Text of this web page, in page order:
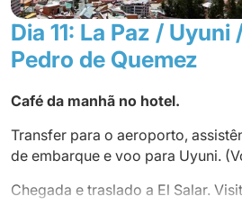
Dia 11: La Paz / Uyuni
Pedro de Quemez
Café da manhã no hotel.
Transfer para o aeroporto,
de embarque e voo para Uyuni.
Chegada e traslado a El Salar.